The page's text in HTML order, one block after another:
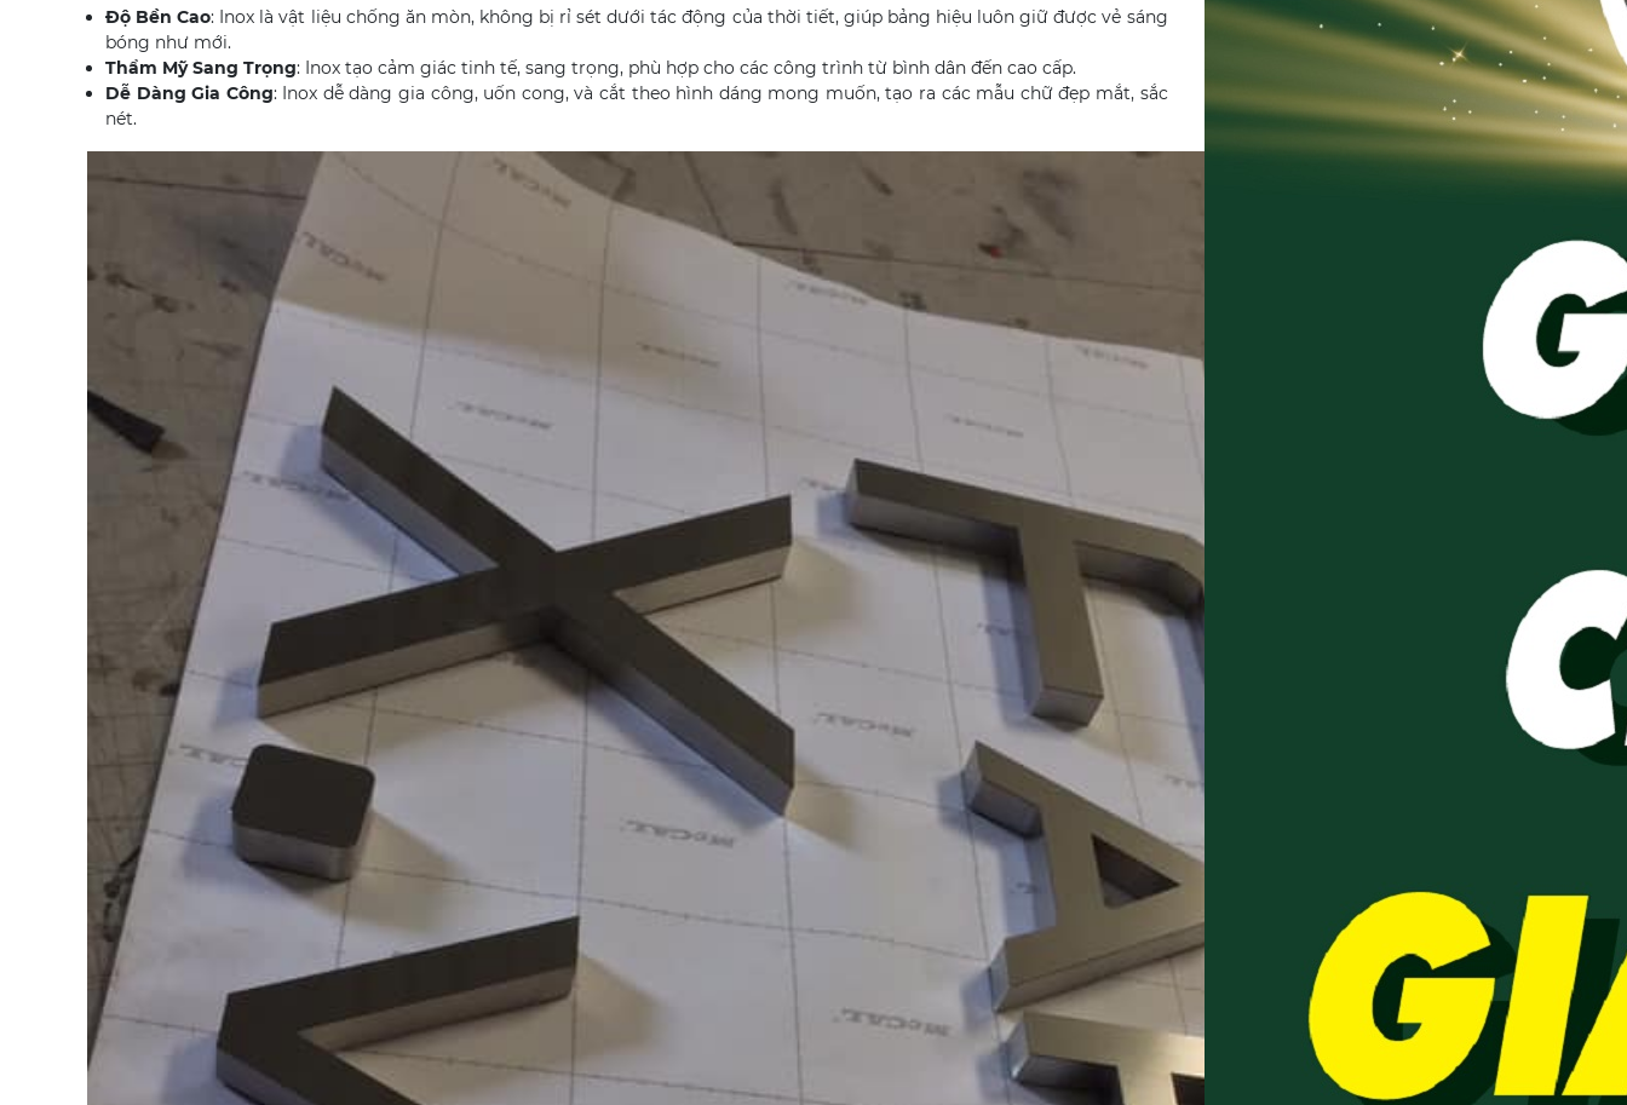
Độ Bền Cao: Inox là vật liệu chống ăn mòn, không bị rỉ sét dưới tác động của thời tiết, giúp bảng hiệu luôn giữ được vẻ sáng
bóng như mới.
Thẩm Mỹ Sang Trọng: Inox tạo cảm giác tinh tế, sang trọng, phù hợp cho các công trình từ bình dân đến cao cấp.
Dễ Dàng Gia Công: Inox dễ dàng gia công, uốn cong, và cắt theo hình dáng mong muốn, tạo ra các mẫu chữ đẹp mắt, sắc
nét.